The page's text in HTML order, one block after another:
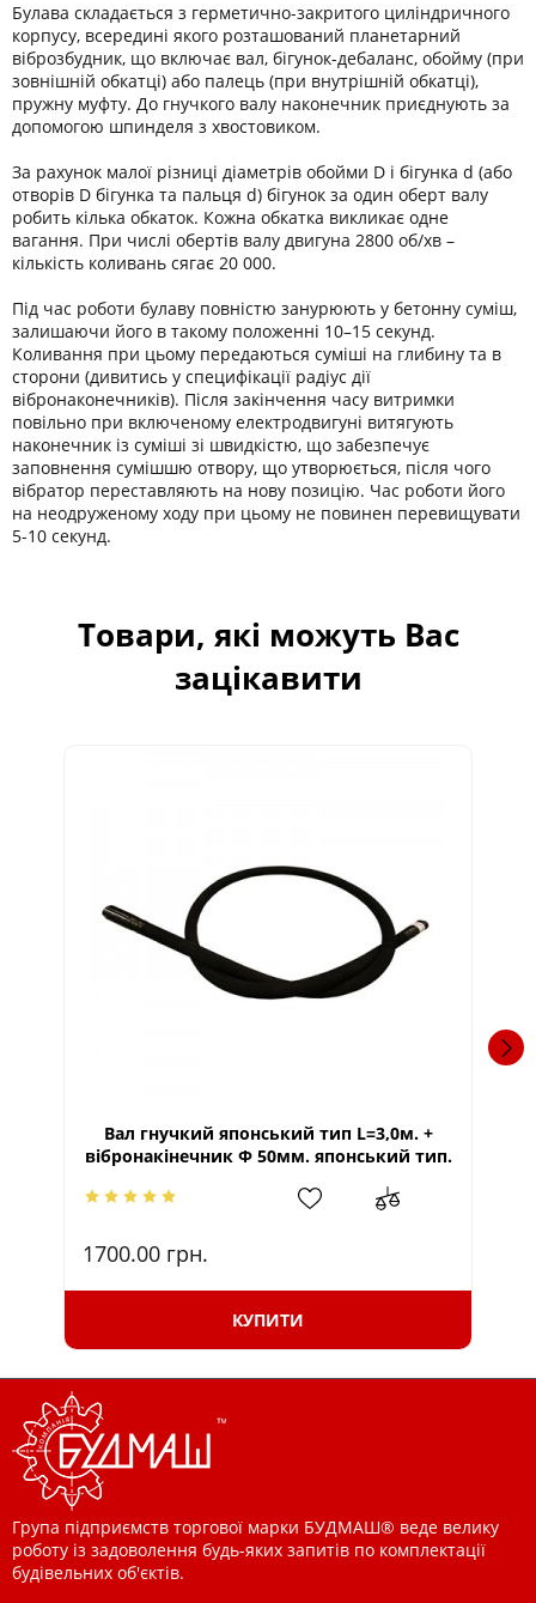
Булава складається з герметично-закритого циліндричного
корпусу, всередині якого розташований планетарний
віброзбудник, що включає вал, бігунок-дебаланс, обойму (при
зовнішній обкатці) або палець (при внутрішній обкатці),
пружну муфту. До гнучкого валу наконечник приєднують за
допомогою шпинделя з хвостовиком.
За рахунок малої різниці діаметрів обойми D і бігунка d (або
отворів D бігунка та пальця d) бігунок за один оберт валу
робить кілька обкаток. Кожна обкатка викликає одне
вагання. При числі обертів валу двигуна 2800 об/хв –
кількість коливань сягає 20 000.
Під час роботи булаву повністю занурюють у бетонну суміш,
залишаючи його в такому положенні 10–15 секунд.
Коливання при цьому передаються суміші на глибину та в
сторони (дивитись у специфікації радіус дії
вібронаконечників). Після закінчення часу витримки
повільно при включеному електродвигуні витягують
наконечник із суміші зі швидкістю, що забезпечує
заповнення сумішшю отвору, що утворюється, після чого
вібратор переставляють на нову позицію. Час роботи його
на неодруженому ходу при цьому не повинен перевищувати
5-10 секунд.
Товари, які можуть Вас
зацікавити
Вал гнучкий японський тип L=3,0м. +
вібронакінечник Ф 50мм. японський тип.
1700.00 грн.
КУПИТИ
Група підприємств торгової марки БУДМАШ® веде велику
роботу із задоволення будь-яких запитів по комплектації
будівельних об'єктів.